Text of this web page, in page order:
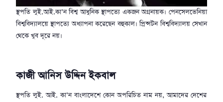
স্থপতি লুই.আই.কা’ন বিশ্ব আধুনিক স্থাপত্যে একজন অগ্রনায়ক। পেনসেলভেনিয়া
বিশ্ববিদ্যালয়ে স্থাপত্যে অধ্যাপনা করেছেন বহুকাল। প্রিন্সটন বিশ্ববিদ্যালয় সেখান
থেকে খুব দূরে নয়।
কাজী আনিস উদ্দিন ইকবাল
স্থপতি লুই. আই. কা’ন বাংলাদেশে কোন অপরিচিত নাম নয়, আমাদের দেশের